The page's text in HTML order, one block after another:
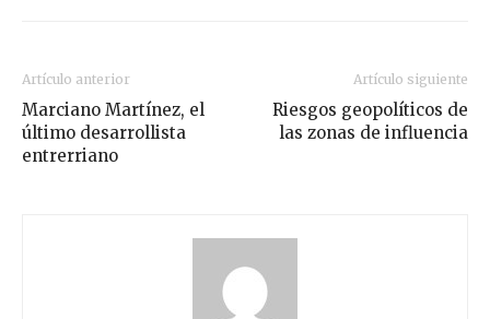
Artículo anterior
Marciano Martínez, el
último desarrollista
entrerriano
Artículo siguiente
Riesgos geopolíticos de
las zonas de influencia